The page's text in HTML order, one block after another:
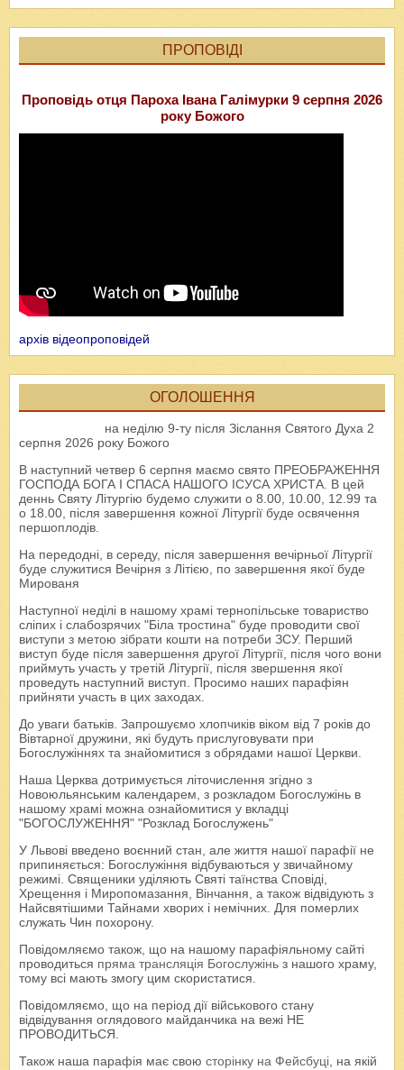
ПРОПОВІДІ
Проповідь отця Пароха Івана Галімурки 9 серпня 2026
року Божого
архів відеопроповідей
ОГОЛОШЕННЯ
на неділю 9-ту після Зіслання Святого Духа 2
серпня 2026 року Божого
В наступний четвер 6 серпня маємо свято ПРЕОБРАЖЕННЯ
ГОСПОДА БОГА І СПАСА НАШОГО ІСУСА ХРИСТА. В цей
деннь Святу Літургію будемо служити о 8.00, 10.00, 12.99 та
о 18.00, після завершення кожної Літургії буде освячення
першоплодів.
На передодні, в середу, після завершення вечірньої Літургії
буде служитися Вечірня з Літією, по завершення якої буде
Мированя
Наступної неділі в нашому храмі тернопільське товариство
сліпих і слабозрячих "Біла тростина" буде проводити свої
виступи з метою зібрати кошти на потреби ЗСУ. Перший
виступ буде після завершення другої Літургії, після чого вони
приймуть участь у третій Літургії, після звершення якої
проведуть наступний виступ. Просимо наших парафіян
прийняти участь в цих заходах.
До уваги батьків. Запрошуємо хлопчиків віком від 7 років до
Вівтарної дружини, які будуть прислуговувати при
Богослужіннях та знайомитися з обрядами нашої Церкви.
Наша Церква дотримується літочислення згідно з
Новоюльянським календарем, з розкладом Богослужінь в
нашому храмі можна ознайомитися у вкладці
"БОГОСЛУЖЕННЯ" "Розклад Богослужень"
У Львові введено воєнний стан, але життя нашої парафії не
припиняється: Богослужіння відбуваються у звичайному
режимі. Священики уділяють Святі таїнства Сповіді,
Хрещення і Миропомазання, Вінчання, а також відвідують з
Найсвятішими Тайнами хворих і немічних. Для померлих
служать Чин похорону.
Повідомляємо також, що на нашому парафіяльному сайті
проводиться пряма трансляція Богослужінь з нашого храму,
тому всі мають змогу цим скористатися.
Повідомляємо, що на період дії військового стану
відвідування оглядового майданчика на вежі НЕ
ПРОВОДИТЬСЯ.
Також наша парафія має свою сторінку на Фейсбуці, на якій